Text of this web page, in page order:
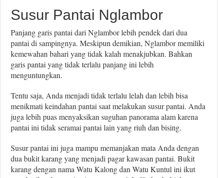
Susur Pantai Nglambor
Panjang garis pantai dari Nglambor lebih pendek dari dua
pantai di sampingnya. Meskipun demikian, Nglambor memiliki
kemewahan bahari yang tidak kalah menakjubkan. Bahkan
garis pantai yang tidak terlalu panjang ini lebih
menguntungkan.
Tentu saja, Anda menjadi tidak terlalu lelah dan lebih bisa
menikmati keindahan pantai saat melakukan susur pantai. Anda
juga lebih puas menyaksikan suguhan panorama alam karena
pantai ini tidak seramai pantai lain yang riuh dan bising.
Susur pantai ini juga mampu memanjakan mata Anda dengan
dua bukit karang yang menjadi pagar kawasan pantai. Bukit
karang dengan nama Watu Kalong dan Watu Kuntul ini ikut